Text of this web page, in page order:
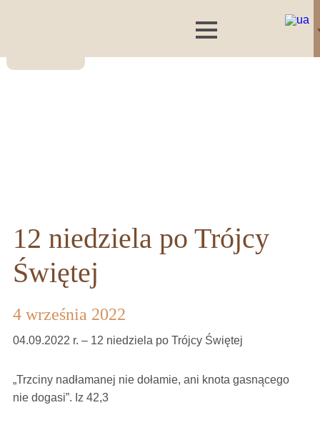
12 niedziela po Trójcy
Świętej
4 września 2022
04.09.2022 r. – 12 niedziela po Trójcy Świętej
„Trzciny nadłamanej nie dołamie, ani knota gasnącego
nie dogasi”. Iz 42,3